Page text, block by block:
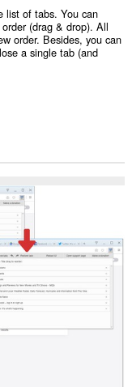
list of tabs. You can
(drag & drop). All
order. Besides, you can
a single tab (and